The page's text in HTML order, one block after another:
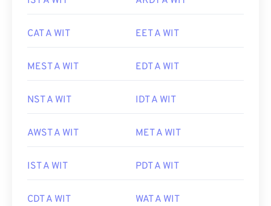
CAT A WIT EET A WIT
MEST A WIT EDT A WIT
NST A WIT IDT A WIT
AWST A WIT MET A WIT
IST A WIT PDT A WIT
CDT A WIT WAT A WIT